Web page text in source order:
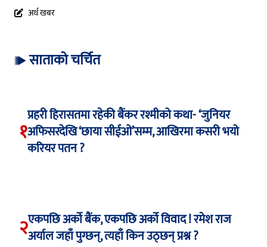
अर्थ खबर
साताको चर्चित
१
प्रहरी हिरासतमा रहेकी बैंकर रश्मीको कथा- ‘जुनियर
अफिसरदेखि ‘छाया सीईओ’सम्म, आखिरमा कसरी भयो
करियर पतन ?
२एकपछि अर्को बैंक, एकपछि अर्को विवाद ! रमेश राज
अर्याल जहाँ पुग्छन्, त्यहाँ किन उठ्छन् प्रश्न ?